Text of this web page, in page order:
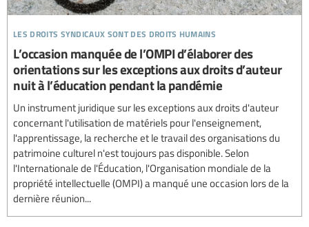
les droits syndicaux sont des droits humains
L’occasion manquée de l’OMPI d’élaborer des
orientations sur les exceptions aux droits d’auteur
nuit à l’éducation pendant la pandémie
Un instrument juridique sur les exceptions aux droits d'auteur
concernant l'utilisation de matériels pour l'enseignement,
l'apprentissage, la recherche et le travail des organisations du
patrimoine culturel n'est toujours pas disponible. Selon
l'Internationale de l'Éducation, l'Organisation mondiale de la
propriété intellectuelle (OMPI) a manqué une occasion lors de la
dernière réunion...